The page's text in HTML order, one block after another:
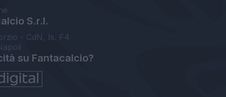
S.r.l.
- CdN, Is. F4
su Fantacalcio?